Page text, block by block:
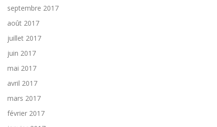
septembre 2017
août 2017
juillet 2017
juin 2017
mai 2017
avril 2017
mars 2017
février 2017